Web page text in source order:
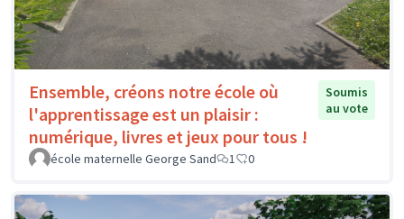
Ensemble, créons notre école où
l'apprentissage est un plaisir :
numérique, livres et jeux pour tous !
Soumis
au vote
école maternelle George Sand 1 0